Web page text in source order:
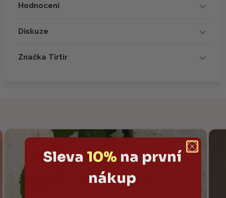
Hodnocení
Diskuze
Značka Tirtir
Sleva 10% na první
nákup